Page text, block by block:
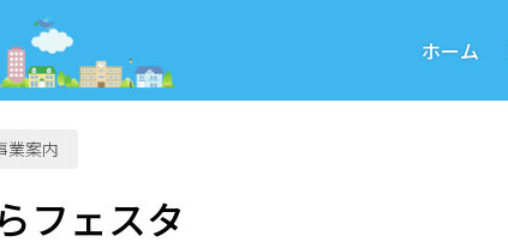
ホーム
業案内
フェスタ